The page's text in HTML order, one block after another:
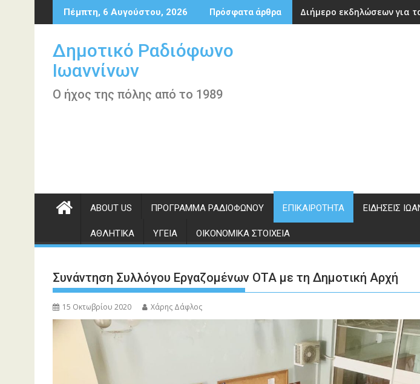
Περάστε
στο
Πέμπτη, 6 Αυγούστου, 2026 Πρόσφατα άρθρα Διήμερο εκδηλώσεων για
Δημοτικό Ραδιόφωνο
Ιωαννίνων
Ο ήχος της πόλης από το 1989
ABOUT US ΠΡΌΓΡΑΜΜΑ ΡΑΔΙΟΦΏΝΟΥ ΕΠΙΚΑΙΡΌΤΗΤΑ ΕΙΔΉΣΕΙΣ
ΑΘΛΗΤΙΚΆ ΥΓΕΊΑ ΟΙΚΟΝΟΜΙΚΆ ΣΤΟΙΧΕΊΑ
Συνάντηση Συλλόγου Εργαζομένων ΟΤΑ με τη Δημοτική Αρχή
15 Οκτωβρίου 2020 Χάρης Δάφλος